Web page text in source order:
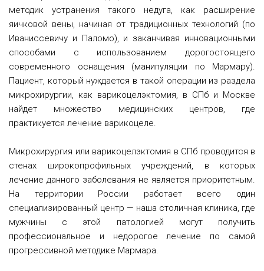
методик устранения такого недуга, как расширение
яичковой вены, начиная от традиционных технологий (по
Иваниссевичу и Паломо), и заканчивая инновационными
способами с использованием дорогостоящего
современного оснащения (манипуляции по Мармару).
Пациент, который нуждается в такой операции из раздела
микрохирургии, как варикоцелэктомия, в СПб и Москве
найдет множество медицинских центров, где
практикуется лечение варикоцеле.
Микрохирургия или варикоцелэктомия в СПб проводится в
стенах широкопрофильных учреждений, в которых
лечение данного заболевания не является приоритетным.
На территории России работает всего один
специализированный центр — наша столичная клиника, где
мужчины с этой патологией могут получить
профессиональное и недорогое лечение по самой
прогрессивной методике Мармара.